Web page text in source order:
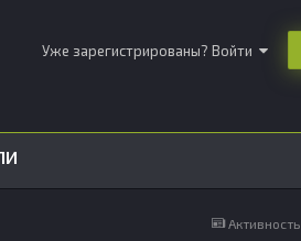
Уже зарегистрированы? Войти
Активность